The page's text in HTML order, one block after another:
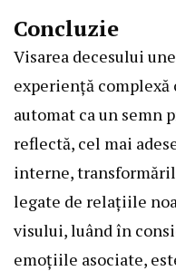
Concluzie
Visarea decesului
experiență
automat ca un semn
reflectă, cel mai
interne,
legate de relațiile
visului, luând în
emoțiile asociate,